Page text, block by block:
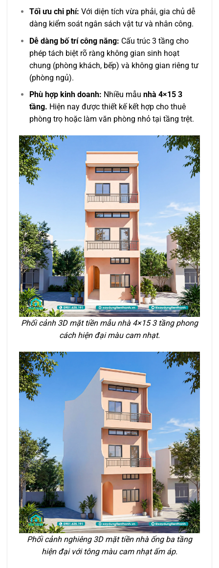
Tối ưu chi phí: Với diện tích vừa phải, gia chủ dễ
dàng kiểm soát ngân sách vật tư và nhân công.
Dễ dàng bố trí công năng: Cấu trúc 3 tầng cho
phép tách biệt rõ ràng không gian sinh hoạt
chung (phòng khách, bếp) và không gian riêng tư
(phòng ngủ).
Phù hợp kinh doanh: Nhiều mẫu nhà 4×15 3
tầng. Hiện nay được thiết kế kết hợp cho thuê
phòng trọ hoặc làm văn phòng nhỏ tại tầng trệt.
Phối cảnh 3D mặt tiền mẫu nhà 4×15 3 tầng phong
cách hiện đại màu cam nhạt.
Phối cảnh nghiêng 3D mặt tiền nhà ống ba tầng
hiện đại với tông màu cam nhạt ấm áp.